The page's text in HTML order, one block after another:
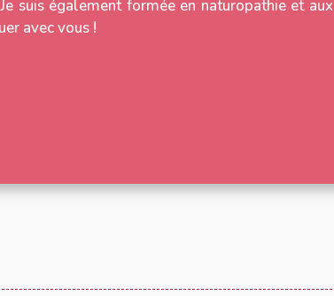
suis également formée en naturopathie et
avec vous !